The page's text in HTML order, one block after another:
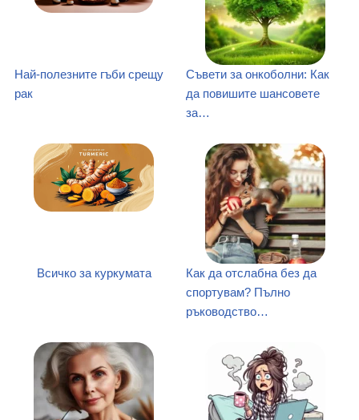
Най-полезните гъби срещу
рак
Съвети за онкоболни: Как
да повишите шансовете
за…
Всичко за куркумата
Как да отслабна без да
спортувам? Пълно
ръководство…